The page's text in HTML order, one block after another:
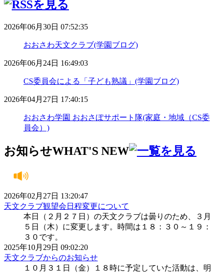
2026年06月30日 07:52:35
おおさわ天文クラブ(学園ブログ)
2026年06月24日 16:49:03
CS委員会による「子ども熟議」(学園ブログ)
2026年04月27日 17:40:15
おおさわ学園 おおさぽサポート隊(家庭・地域（CS委
員会）)
お知らせWHAT'S NEW
2026年02月27日 13:20:47
天文クラブ観望会日程変更について
本日（２月２７日）の天文クラブは曇りのため、３月
５日（木）に変更します。時間は１８：３０～１９：
３０です。
2025年10月29日 09:02:20
天文クラブからのお知らせ
１０月３１日（金）１８時に予定していた活動は、明